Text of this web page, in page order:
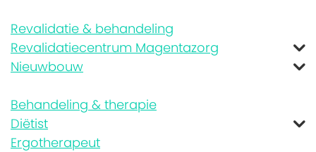
Revalidatie & behandeling
Revalidatiecentrum Magentazorg
Nieuwbouw
Behandeling & therapie
Diëtist
Ergotherapeut